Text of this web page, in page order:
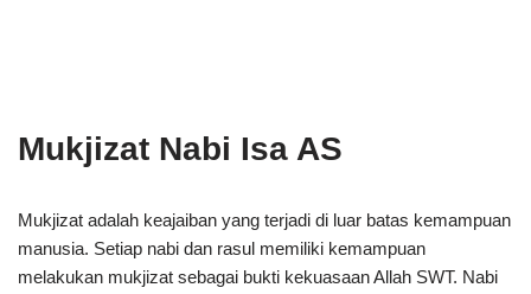
Mukjizat Nabi Isa AS
Mukjizat adalah keajaiban yang terjadi di luar batas kemampuan
manusia. Setiap nabi dan rasul memiliki kemampuan
melakukan mukjizat sebagai bukti kekuasaan Allah SWT. Nabi